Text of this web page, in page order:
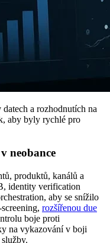
a rozhodnutích na
aby byly rychlé pro
neobance
produktů, kanálů a
identity verification
aby se snížilo
rozšířenou due
boje proti
na vykazování v boji